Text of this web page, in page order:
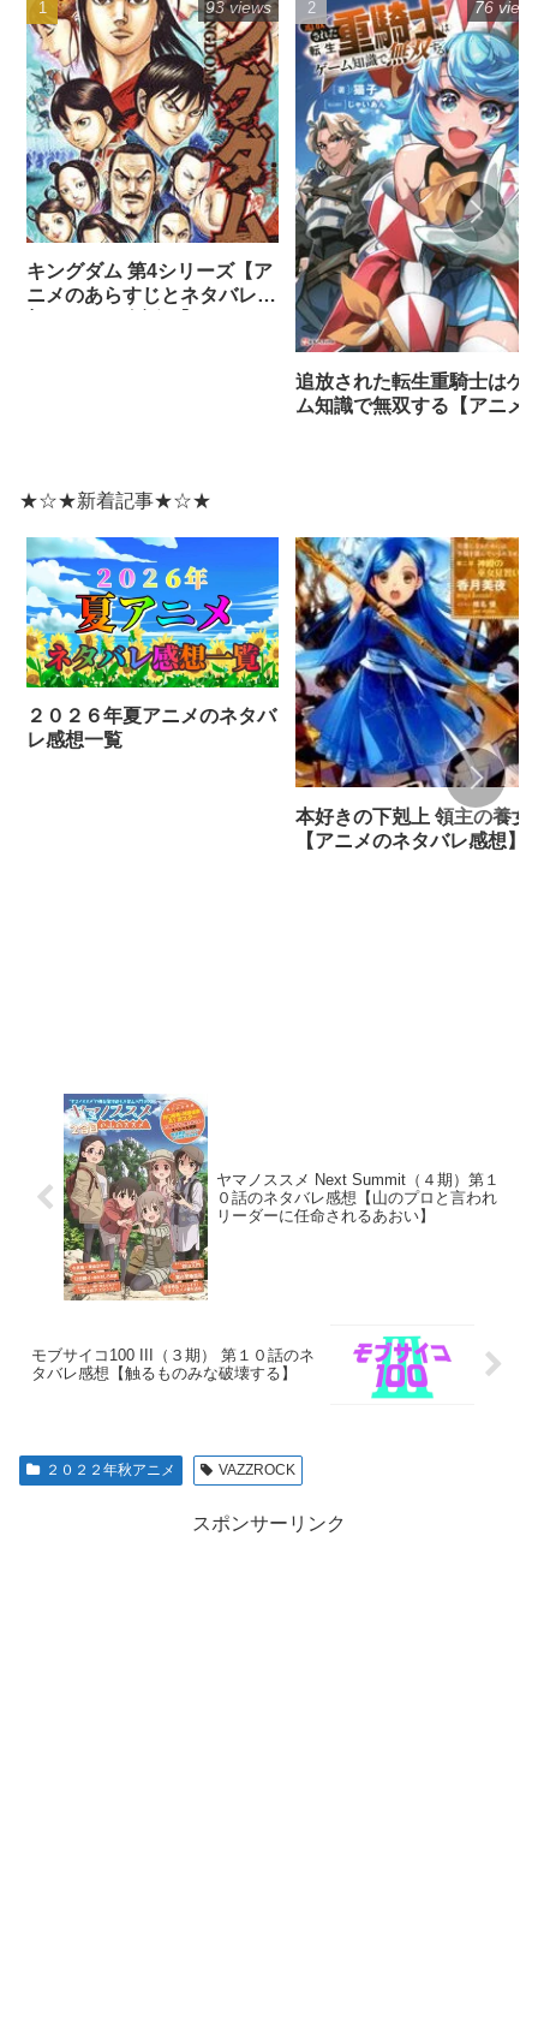
キングダム 第4シリーズ【ア
ニメのあらすじとネタバレ感
93 views
追放された転生重騎士はゲ
ム知識で無双する【アニメ
76
★☆★新着記事★☆★
２０２６年夏アニメのネタバ
レ感想一覧
本好きの下剋上 領主の養女
【アニメのネタバレ感想】
ヤマノススメ Next Summit（４期）第１
０話のネタバレ感想【山のプロと言われ
リーダーに任命されるあおい】
モブサイコ100 III（３期） 第１０話のネ
タバレ感想【触るものみな破壊する】
２０２２年秋アニメ VAZZROCK
スポンサーリンク